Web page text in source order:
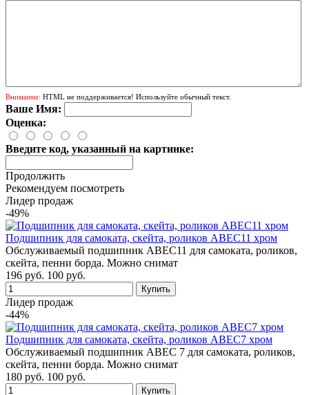
Внимание: HTML не поддерживается! Используйте обычный текст.
Ваше Имя:
Оценка:
Введите код, указанный на картинке:
Продолжить
Рекомендуем посмотреть
Лидер продаж
-49%
Подшипник для самоката, скейта, роликов ABEC11 хром
Обслуживаемый подшипник ABEC11 для самоката, роликов,
скейта, пенни борда. Можно снимат
196 руб. 100 руб.
Лидер продаж
-44%
Подшипник для самоката, скейта, роликов ABEC7 хром
Обслуживаемый подшипник ABEC 7 для самоката, роликов,
скейта, пенни борда. Можно снимат
180 руб. 100 руб.